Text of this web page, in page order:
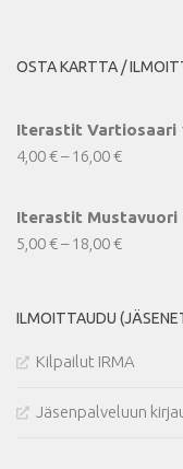
OSTA KARTTA /
Iterastit Vartiosaari
4,00€– 16,00€
Iterastit Mustavuori
5,00€– 18,00€
18,00 €
ILMOITTAUDU
Kilpailut IRMA
Jäsenpalveluun